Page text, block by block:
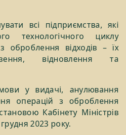
всі підприємства, які
технологічного циклу
оброблення відходів – їх
відновлення та
у видачі, анулювання
операцій з оброблення
Кабінету Міністрів
2023 року.